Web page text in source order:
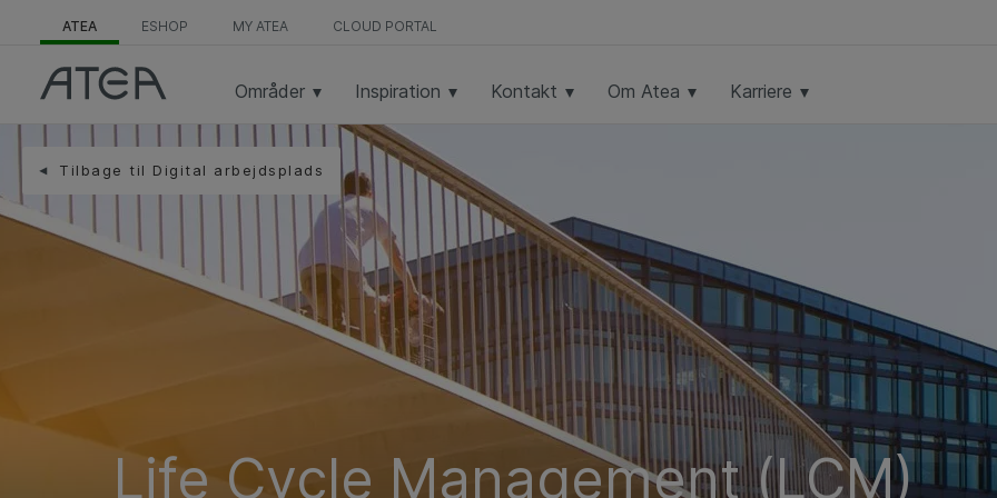
ATEA ESHOP MY ATEA CLOUD PORTAL
Områder Inspiration Kontakt Om Atea Karriere
Tilbage til Digital arbejdsplads
Life Cycle Management (LCM)